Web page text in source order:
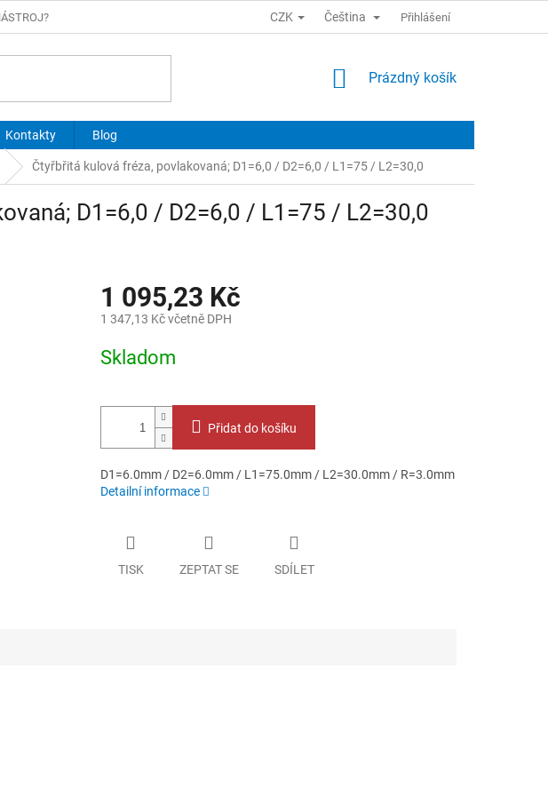
CZK Čeština Přihlášení
NÁKUPNÍ
Prázdný košík
Kontakty Blog
Čtyřbřitá kulová fréza, povlakovaná; D1=6,0 / D2=6,0 / L1=75 / L2=30,0
D1=6,0 / D2=6,0 / L1=75 / L2=30,0
1 095,23 Kč
1 347,13 Kč včetně DPH
cena:
Skladom
Přidat do košíku
D1=6.0mm / D2=6.0mm / L1=75.0mm / L2=30.0mm / R=3.0mm
Detailní informace
TISK ZEPTAT SE SDÍLET